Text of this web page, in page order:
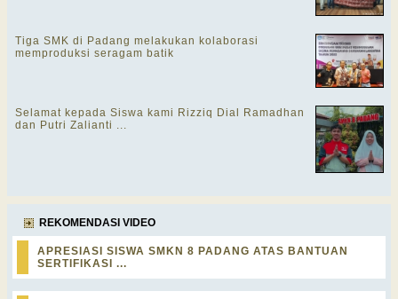
Tiga SMK di Padang melakukan kolaborasi
memproduksi seragam batik
Selamat kepada Siswa kami Rizziq Dial Ramadhan
dan Putri Zalianti ...
REKOMENDASI VIDEO
APRESIASI SISWA SMKN 8 PADANG ATAS BANTUAN
SERTIFIKASI ...